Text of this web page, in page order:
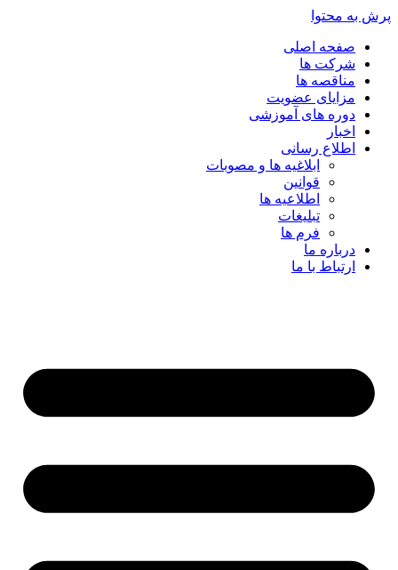
پرش به محتوا
صفحه اصلی
شرکت ها
مناقصه ها
مزایای عضویت
دوره های آموزشی
اخبار
اطلاع رسانی
ابلاغیه ها و مصوبات
قوانین
اطلاعیه ها
تبلیغات
فرم ها
درباره ما
ارتباط با ما